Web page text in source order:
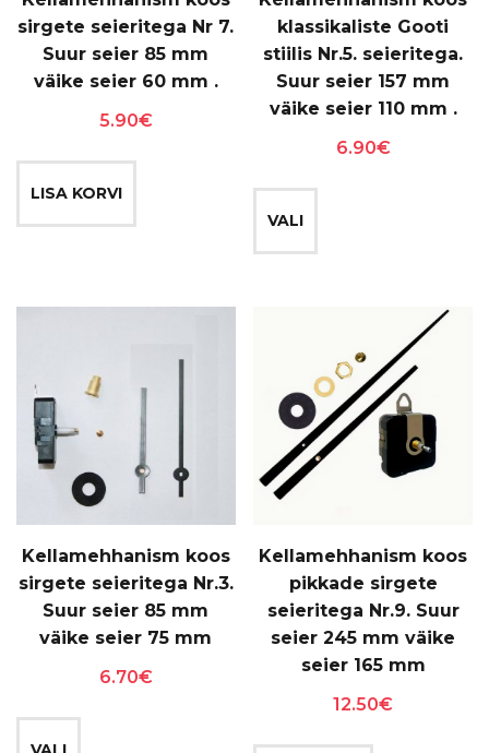
sirgete seieritega Nr 7.
Suur seier 85 mm
väike seier 60 mm .
5.90€
LISA KORVI
klassikaliste Gooti
stiilis Nr.5. seieritega.
Suur seier 157 mm
väike seier 110 mm .
6.90€
VALI
Sellel
saab
teha
tootelehel.
Kellamehhanism koos
sirgete seieritega Nr.3.
Suur seier 85 mm
väike seier 75 mm
6.70€
Sellel
Kellamehhanism koos
pikkade sirgete
seieritega Nr.9. Suur
seier 245 mm väike
seier 165 mm
12.50€